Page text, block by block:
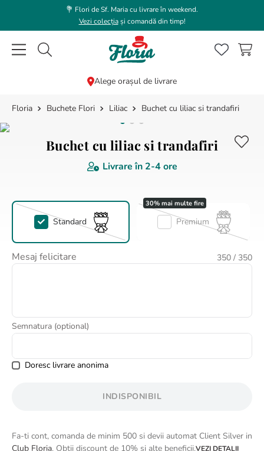
💐 Flori de Sf. Maria cu livrare în weekend.
Vezi colecțiași comandă din timp!
Caută flori, plante, cadouri...
Alege orașul de livrare
Buchete Flori Liliac Buchet cu liliac si trandafiri
Buchet cu liliac si trandafiri
Livrare în 2-4 ore
Standard Premium
Mesaj felicitare 350 / 350
Semnatura (optional)
Doresc livrare anonima
INDISPONIBIL
Fa-ti cont, comanda de minim 500 si devii automat Client Silver in
Club Floria. Obtii discount de 10% si alte beneficii.VEZI DETALII
CĂUTĂRI POPULARE
coroana funerara
hortensie
buchet trandafiri
7 .
trandafiri albi
10